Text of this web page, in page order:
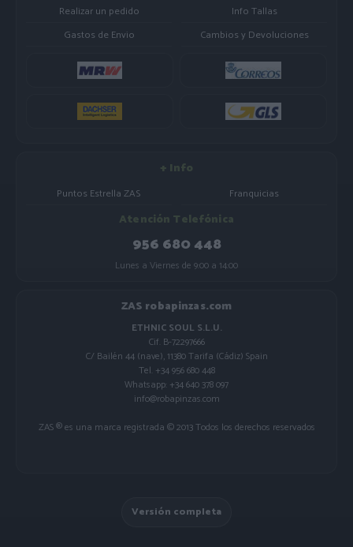
Realizar un pedido
Info Tallas
Gastos de Envio
Cambios y Devoluciones
+ Info
Puntos Estrella ZAS Franquicias
Atención Telefónica
956 680 448
Lunes a Viernes de 9:00 a 14:00
ZAS robapinzas.com
ETHNIC SOUL S.L.U.
Cif. B-72297666
C/ Bailén 44 (nave), 11380 Tarifa (Cádiz) Spain
Tel. +34 956 680 448
Whatsapp: +34 640 378 097
info@robapinzas.com
ZAS ® es una marca registrada © 2013 Todos los derechos reservados
Versión completa